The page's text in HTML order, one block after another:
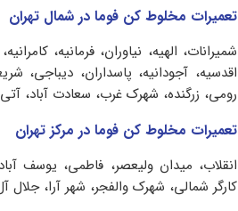
تعمیرات مخلوط کن فوما در شمال تهران
شمیرانات، الهیه، نیاوران، فرمانیه،
اقدسیه، آجودانیه، پاسداران، دیباجی،
رومی، زرگنده، شهرک غرب، سعادت آباد،
تعمیرات مخلوط کن فوما در مرکز تهران
انقلاب، میدان ولیعصر، فاطمی، یوسف
کارگر شمالی، شهرک والفجر، شهر آرا،